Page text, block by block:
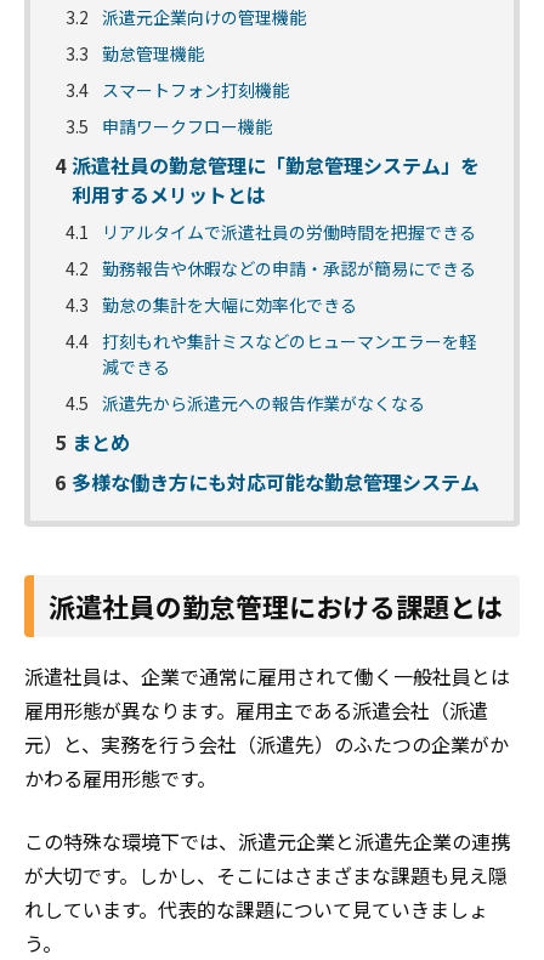
3.2 派遣元企業向けの管理機能
3.3 勤怠管理機能
3.4 スマートフォン打刻機能
3.5
申請ワークフロー機能
4 派遣社員の勤怠管理に「勤怠管理システム」を
利用するメリットとは
4.1
リアルタイムで派遣社員の労働時間を把握できる
4.2 勤務報告や休暇などの申請・承認が簡易にできる
4.3 勤怠の集計を大幅に効率化できる
4.4 打刻もれや集計ミスなどのヒューマンエラーを軽
減できる
4.5 派遣先から派遣元への報告作業がなくなる
5 まとめ
6 多様な働き方にも対応可能な勤怠管理システム
派遣社員の勤怠管理における課題とは
派遣社員は、企業で通常に雇用されて働く一般社員とは
雇用形態が異なります。雇用主である派遣会社（派遣
元）と、実務を行う会社（派遣先）のふたつの企業がか
かわる雇用形態です。
この特殊な環境下では、派遣元企業と派遣先企業の連携
が大切です。しかし、そこにはさまざまな課題も見え隠
れしています。代表的な課題について見ていきましょ
う。